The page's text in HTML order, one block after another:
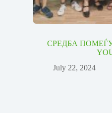
СРЕДБА
July 22, 2024